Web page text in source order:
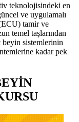
teknolojisindeki en
ve uygulamalı
tamir ve
temel taşlarından
beyin sistemlerinin
kadar pek